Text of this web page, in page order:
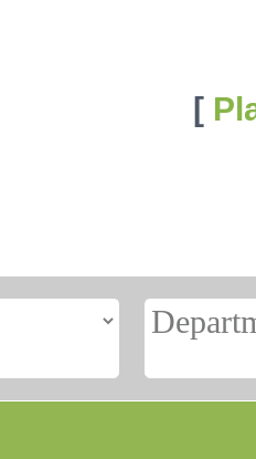
[